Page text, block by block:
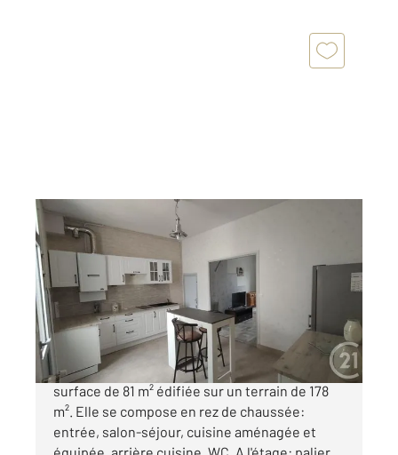
SAINTES 17
81,18 m
, 4 pièces
Ref : 5708
Maison à vendre
189 900 €
SAINTES RIVE DROITE, maison de ville d'une
surface de 81 m² édifiée sur un terrain de 178
m². Elle se compose en rez de chaussée:
entrée, salon-séjour, cuisine aménagée et
équipée, arrière cuisine, WC. A l'étage: palier,